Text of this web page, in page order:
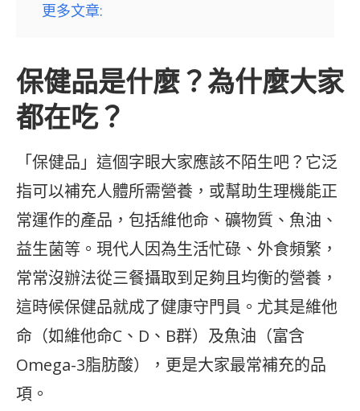
更多文章:
保健品是什麼？為什麼大家
都在吃？
「保健品」這個字眼大家應該不陌生吧？它泛
指可以補充人體所需營養，或幫助生理機能正
常運作的產品，包括維他命、礦物質、魚油、
益生菌等。現代人因為生活忙碌、外食頻繁，
常常沒辦法從三餐攝取到足夠且均衡的營養，
這時候保健品就成了健康守門員。尤其是維他
命（如維他命C、D、B群）及魚油（富含
Omega-3脂肪酸），更是大家最常補充的品
項。